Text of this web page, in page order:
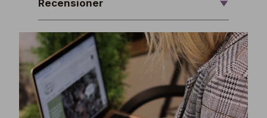
Recensioner